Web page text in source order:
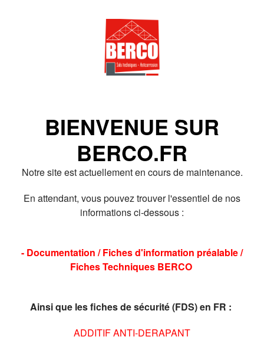
BIENVENUE SUR
BERCO.FR
Notre site est actuellement en cours de maintenance.
En attendant, vous pouvez trouver l'essentiel de nos
informations ci-dessous :
- Documentation / Fiches d'information préalable /
Fiches Techniques BERCO
Ainsi que les fiches de sécurité (FDS) en FR :
ADDITIF ANTI-DERAPANT